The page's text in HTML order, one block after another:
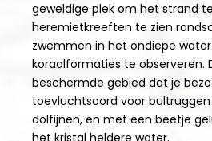
geweldige plek om het strand
heremietkreeften te zien
zwemmen in het ondiepe
koraalformaties te observeren.
beschermde gebied dat je
toevluchtsoord voor
dolfijnen, en met een beetje